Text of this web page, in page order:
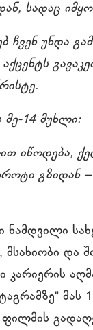
სადაც
ჩვენ უნდა
მე-14 მუხლი:
იწოდება,
გზიდან ‒
ნამდვილი
და
კარიერის